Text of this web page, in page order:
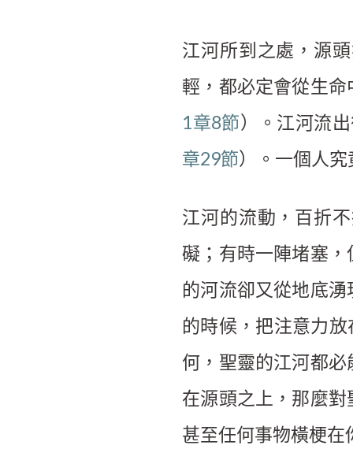
江河所到之處，源
輕，都必定會從生
1章8節）。江河流
章29節）。一個人
江河的流動，百折
礙；有時一陣堵塞
的河流卻又從地底
的時候，把注意力
何，聖靈的江河都
在源頭之上，那麼
甚至任何事物橫梗